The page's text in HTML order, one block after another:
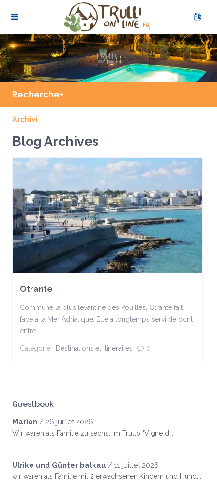
Recherche+
Archivi
Blog Archives
Otrante
Commune la plus levantine des Pouilles, Otrante fait
face à la Mer Adriatique. Elle a longtemps servi de pont
entre ...
Catégorie : Destinations et Itinéraires 0
Guestbook
Marion / 26 juillet 2026
Wir waren als Familie zu sechst im Trullo "Vigne di...
Ulrike und Günter balkau / 11 juillet 2026
wir waren als Familie mit 2 erwachsenen Kindern und Hund...